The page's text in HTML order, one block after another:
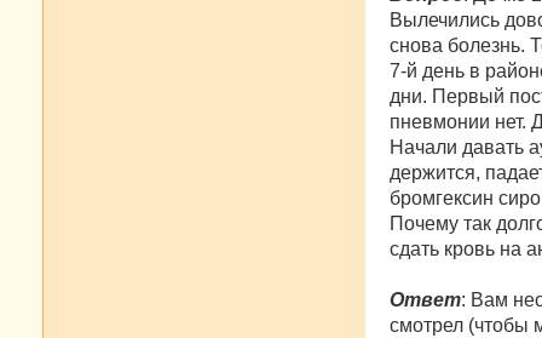
Вылечились
снова болезнь.
7-й день в
дни. Первый
пневмонии нет.
Начали давать
держится,
бромгексин
Почему так
сдать кровь на
Ответ: Вам
смотрел (чтобы